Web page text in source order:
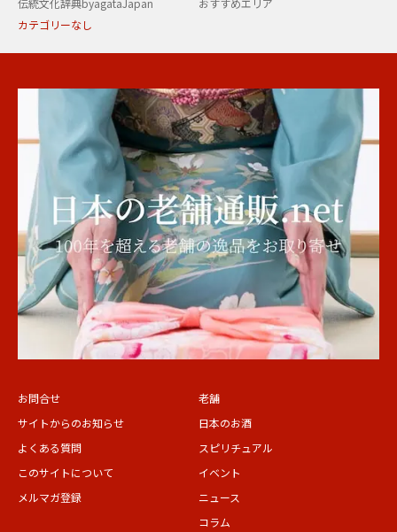
伝統文化辞典byagataJapan
おすすめエリア
カテゴリーなし
お問合せ
サイトからのお知らせ
よくある質問
このサイトについて
メルマガ登録
老舗
日本のお酒
スピリチュアル
イベント
ニュース
コラム